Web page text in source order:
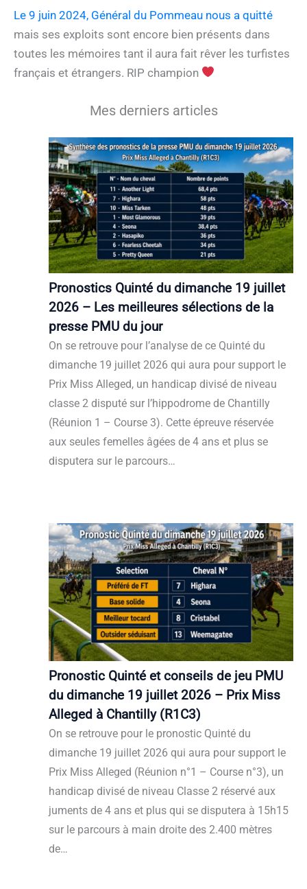
Le 9 juin 2024, Général du Pommeau nous a quitté
mais ses exploits sont encore bien présents dans
toutes les mémoires tant il aura fait rêver les turfistes
français et étrangers. RIP champion
Mes derniers articles
Pronostics Quinté du dimanche 19 juillet
2026 – Les meilleures sélections de la
presse PMU du jour
On se retrouve pour l’analyse de ce Quinté du
dimanche 19 juillet 2026 qui aura pour support le
Prix Miss Alleged, un handicap divisé de niveau
classe 2 disputé sur l’hippodrome de Chantilly
(Réunion 1 – Course 3). Cette épreuve réservée
aux seules femelles âgées de 4 ans et plus se
disputera sur le parcours…
Pronostic Quinté et conseils de jeu PMU
du dimanche 19 juillet 2026 – Prix Miss
Alleged à Chantilly (R1C3)
On se retrouve pour le pronostic Quinté du
dimanche 19 juillet 2026 qui aura pour support le
Prix Miss Alleged (Réunion n°1 – Course n°3), un
handicap divisé de niveau Classe 2 réservé aux
juments de 4 ans et plus qui se disputera à 15h15
sur le parcours à main droite des 2.400 mètres
de…